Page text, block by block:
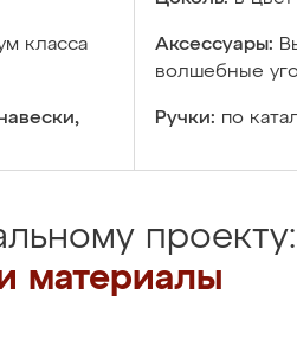
класса
Аксессуары:
волшебные
Ручки: по
проекту:
материалы